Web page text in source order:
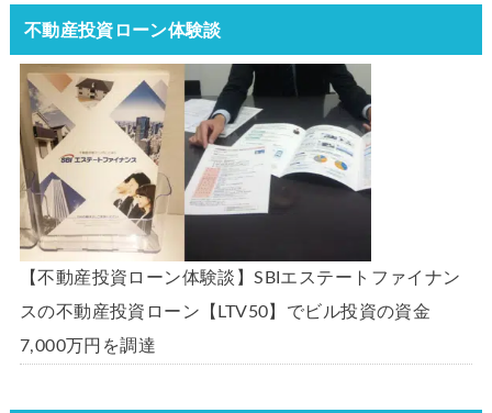
不動産投資ローン体験談
【不動産投資ローン体験談】SBIエステートファイナン
スの不動産投資ローン【LTV50】でビル投資の資金
7,000万円を調達